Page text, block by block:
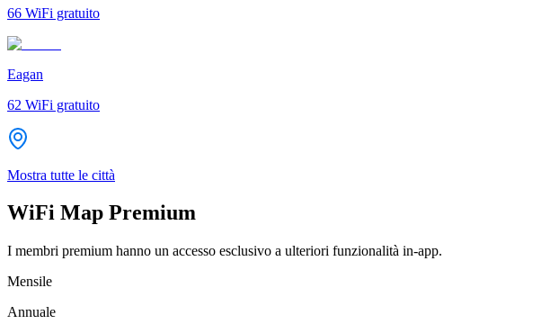
66 WiFi gratuito
Eagan
62 WiFi gratuito
Mostra tutte le città
WiFi Map Premium
I membri premium hanno un accesso esclusivo a ulteriori funzionalità in-app.
Mensile
Annuale